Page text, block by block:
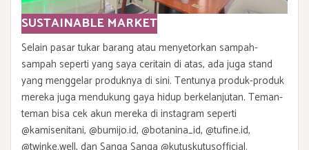
SUSTAINABLE MARKET
Selain pasar tukar barang atau menyetorkan sampah-
sampah seperti yang saya ceritain di atas, ada juga stand
yang menggelar produknya di sini. Tentunya produk-produk
mereka juga mendukung gaya hidup berkelanjutan. Teman-
teman bisa cek akun mereka di instagram seperti
@kamisenitani, @bumijo.id, @botanina_id, @tufine.id,